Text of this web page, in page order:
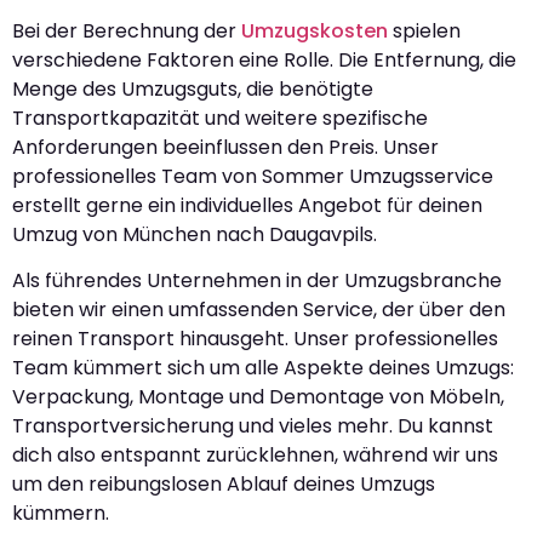
Bei der Berechnung der Umzugskosten spielen
verschiedene Faktoren eine Rolle. Die Entfernung, die
Menge des Umzugsguts, die benötigte
Transportkapazität und weitere spezifische
Anforderungen beeinflussen den Preis. Unser
professionelles Team von Sommer Umzugsservice
erstellt gerne ein individuelles Angebot für deinen
Umzug von München nach Daugavpils.
Als führendes Unternehmen in der Umzugsbranche
bieten wir einen umfassenden Service, der über den
reinen Transport hinausgeht. Unser professionelles
Team kümmert sich um alle Aspekte deines Umzugs:
Verpackung, Montage und Demontage von Möbeln,
Transportversicherung und vieles mehr. Du kannst
dich also entspannt zurücklehnen, während wir uns
um den reibungslosen Ablauf deines Umzugs
kümmern.